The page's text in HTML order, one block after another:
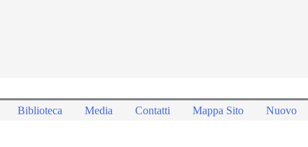
Biblioteca Media Contatti Mappa Sito
Nuovo